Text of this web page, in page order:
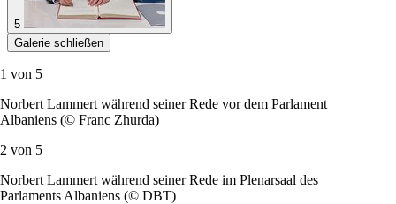
5
Galerie schließen
1 von 5
Norbert Lammert während seiner Rede vor dem Parlament
Albaniens (© Franc Zhurda)
2 von 5
Norbert Lammert während seiner Rede im Plenarsaal des
Parlaments Albaniens (© DBT)